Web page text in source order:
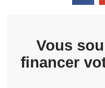
Vous
financer